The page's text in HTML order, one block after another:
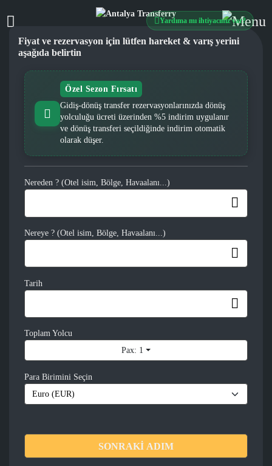
Yardıma mı ihtiyacınız var?
Fiyat ve rezervasyon için lütfen hareket & varış yerini
aşağıda belirtin
Özel Sezon Fırsatı
Gidiş-dönüş transfer rezervasyonlarınızda dönüş
yolculuğu ücreti üzerinden %5 indirim uygulanır
ve dönüş transferi seçildiğinde indirim otomatik
olarak düşer.
Nereden ? (Otel isim, Bölge, Havaalanı...)
Nereye ? (Otel isim, Bölge, Havaalanı...)
Tarih
Toplam Yolcu
Pax: 1
Para Birimini Seçin
SONRAKİ ADIM